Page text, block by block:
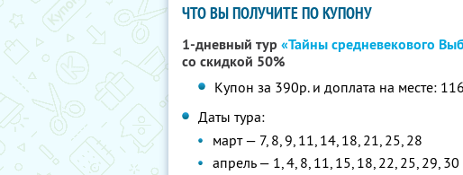
ЧТО ВЫ ПОЛУЧИТЕ ПО КУПОНУ
1-дневный тур «Тайны средневекового
со скидкой 50%
Купон за 390р. и доплата на месте:
Даты тура:
март — 7, 8, 9, 11, 14, 18, 21, 25, 28
апрель — 1, 4, 8, 11, 15, 18, 22, 25, 29, 30